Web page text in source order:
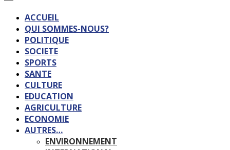
ACCUEIL
QUI SOMMES-NOUS?
POLITIQUE
SOCIETE
SPORTS
SANTE
CULTURE
EDUCATION
AGRICULTURE
ECONOMIE
AUTRES…
ENVIRONNEMENT